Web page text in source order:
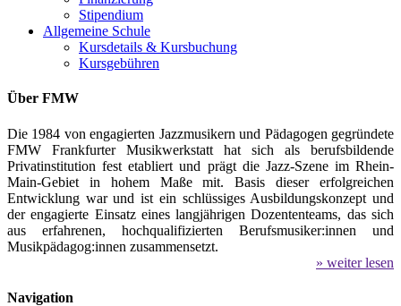
Stipendium
Allgemeine Schule
Kursdetails & Kursbuchung
Kursgebühren
Über FMW
Die 1984 von engagierten Jazzmusikern und Pädagogen gegründete
FMW Frankfurter Musikwerkstatt hat sich als berufsbildende
Privatinstitution fest etabliert und prägt die Jazz-Szene im Rhein-
Main-Gebiet in hohem Maße mit. Basis dieser erfolgreichen
Entwicklung war und ist ein schlüssiges Ausbildungskonzept und
der engagierte Einsatz eines langjährigen Dozententeams, das sich
aus erfahrenen, hochqualifizierten Berufsmusiker:innen und
Musikpädagog:innen zusammensetzt.
» weiter lesen
Navigation